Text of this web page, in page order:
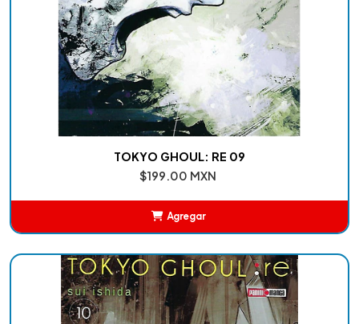
TOKYO GHOUL: RE 09
$199.00 MXN
Agregar